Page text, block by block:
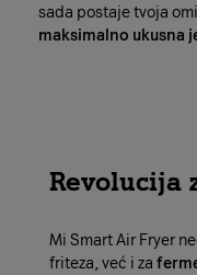
sada postaje tvoja
maksimalno ukusna
Revolucija
Mi Smart Air Fryer
friteza, već i za